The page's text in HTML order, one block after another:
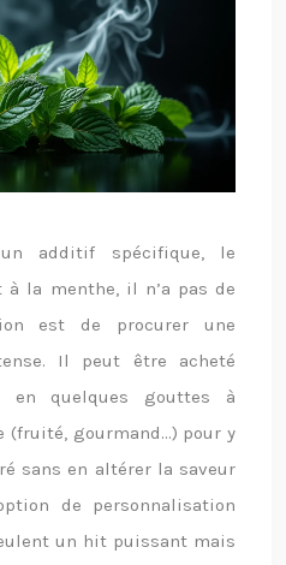
additif spécifique, le
à la menthe, il n’a pas de
est de procurer une
Il peut être acheté
en quelques gouttes à
(fruité, gourmand…) pour y
sans en altérer la saveur
de personnalisation
un hit puissant mais